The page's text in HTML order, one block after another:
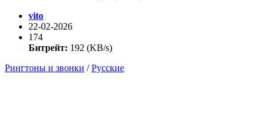
vito
22-02-2026
174
Битрейт: 192 (KB/s)
Рингтоны и звонки /Русские